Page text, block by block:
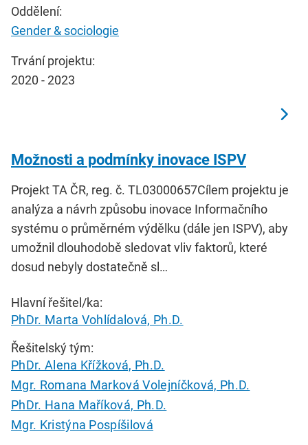
Oddělení:
Gender & sociologie
Trvání projektu:
2020 - 2023
Možnosti a podmínky inovace ISPV
Projekt TA ČR, reg. č. TL03000657Cílem projektu je
analýza a návrh způsobu inovace Informačního
systému o průměrném výdělku (dále jen ISPV), aby
umožnil dlouhodobě sledovat vliv faktorů, které
dosud nebyly dostatečně sl…
Hlavní řešitel/ka:
PhDr. Marta Vohlídalová, Ph.D.
Řešitelský tým:
PhDr. Alena Křížková, Ph.D.
Mgr. Romana Marková Volejníčková, Ph.D.
PhDr. Hana Maříková, Ph.D.
Mgr. Kristýna Pospíšilová